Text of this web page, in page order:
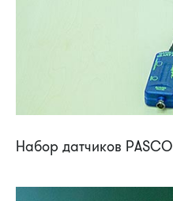
Набор датчиков PASCO